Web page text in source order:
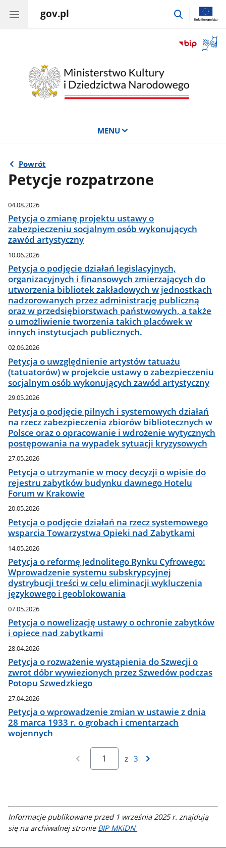
gov.pl
przejdź
okno
MENU
Powrót
Petycje rozpatrzone
04.08.2026
Petycja o zmianę projektu ustawy o
zabezpieczeniu socjalnym osób wykonujących
zawód artystyczny
10.06.2026
Petycja o podjęcie działań legislacyjnych,
organizacyjnych i finansowych zmierzających do
utworzenia bibliotek zakładowych w jednostkach
nadzorowanych przez administrację publiczną
oraz w przedsiębiorstwach państwowych, a także
o umożliwienie tworzenia takich placówek w
innych instytucjach publicznych.
02.06.2026
Petycja o uwzględnienie artystów tatuażu
(tatuatorów) w projekcie ustawy o zabezpieczeniu
socjalnym osób wykonujących zawód artystyczny
29.05.2026
Petycja o podjęcie pilnych i systemowych działań
na rzecz zabezpieczenia zbiorów bibliotecznych w
Polsce oraz o opracowanie i wdrożenie wytycznych
postępowania na wypadek sytuacji kryzysowych
27.05.2026
Petycja o utrzymanie w mocy decyzji o wpisie do
rejestru zabytków budynku dawnego Hotelu
Forum w Krakowie
20.05.2026
Petycja o podjęcie działań na rzecz systemowego
wsparcia Towarzystwa Opieki nad Zabytkami
14.05.2026
Petycja o reformę Jednolitego Rynku Cyfrowego:
Wprowadzenie systemu subskrypcyjnej
dystrybucji treści w celu eliminacji wykluczenia
językowego i geoblokowania
07.05.2026
Petycja o nowelizację ustawy o ochronie zabytków
i opiece nad zabytkami
28.04.2026
Petycja o rozważenie wystąpienia do Szwecji o
zwrot dóbr wywiezionych przez Szwedów podczas
Potopu Szwedzkiego
27.04.2026
Petycja o wprowadzenie zmian w ustawie z dnia
28 marca 1933 r. o grobach i cmentarzach
wojennych
z 3
Informacje publikowane przed 1 września 2025 r. znajdują
się na archiwalnej stronie BIP MKiDN